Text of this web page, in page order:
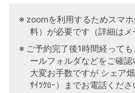
本「個人情報の
て、第三者に対
※個人情報をお知らせ
の目的事項が実施でき
で、ご了承ください。
zoomを利用するためスマ
料）が必要です（詳細はメ
ご予約完了後1時間経って
ールフォルダなどをご確
大変お手数ですが シェア
ｻｲﾂｸﾛｰ）までお電話くださ